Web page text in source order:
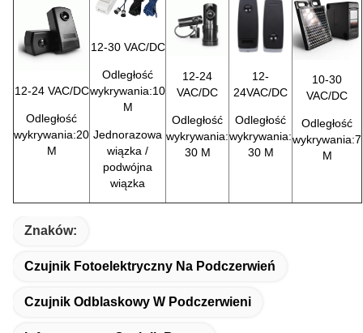
12-24 VAC/DC
Odległość
wykrywania:20
M
12-30 VAC/DC
Odległość
wykrywania:10
M
Jednorazowa
wiązka /
podwójna
wiązka
12-24
VAC/DC
Odległość
wykrywania:
30 M
12-
24VAC/DC
Odległość
wykrywania:
30 M
10-30
VAC/DC
Odległość
wykrywania:7
M
Znaków:
Czujnik Fotoelektryczny Na Podczerwień
Czujnik Odblaskowy W Podczerwieni